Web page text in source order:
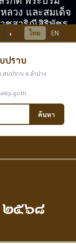
วง และสมเด็จ
าชสาริณีสิริพัชร
◐ ไทย EN
ปราบ
บปราบ จ.ลำปาง
ค้นหา
๒๕๖๘